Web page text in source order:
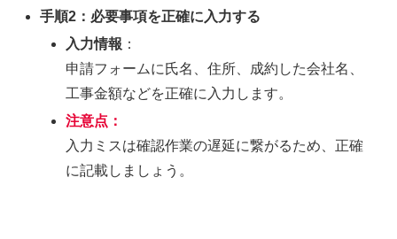
手順2：必要事項を正確に入力する
入力情報 ：
申請フォームに氏名、住所、成約した会社名、
工事金額などを正確に入力します。
注意点：
入力ミスは確認作業の遅延に繋がるため、正確
に記載しましょう。